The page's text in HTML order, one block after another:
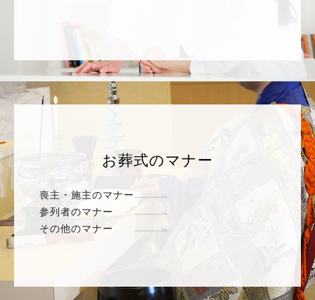
お葬式のマナー
喪主・施主のマナー
参列者のマナー
その他のマナー